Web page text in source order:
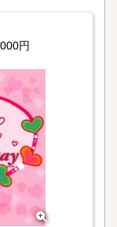
円